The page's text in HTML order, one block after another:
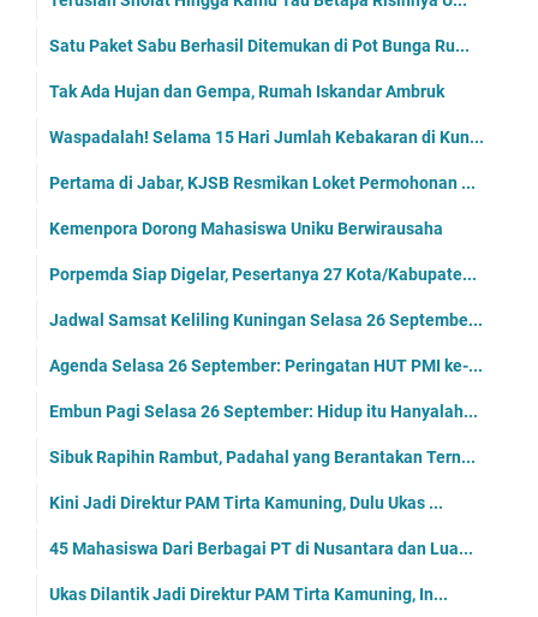
Satu Paket Sabu Berhasil Ditemukan di Pot Bunga Ru...
Tak Ada Hujan dan Gempa, Rumah Iskandar Ambruk
Waspadalah! Selama 15 Hari Jumlah Kebakaran di Kun...
Pertama di Jabar, KJSB Resmikan Loket Permohonan ...
Kemenpora Dorong Mahasiswa Uniku Berwirausaha
Porpemda Siap Digelar, Pesertanya 27 Kota/Kabupate...
Jadwal Samsat Keliling Kuningan Selasa 26 Septembe...
Agenda Selasa 26 September: Peringatan HUT PMI ke-...
Embun Pagi Selasa 26 September: Hidup itu Hanyalah...
Sibuk Rapihin Rambut, Padahal yang Berantakan Tern...
Kini Jadi Direktur PAM Tirta Kamuning, Dulu Ukas ...
45 Mahasiswa Dari Berbagai PT di Nusantara dan Lua...
Ukas Dilantik Jadi Direktur PAM Tirta Kamuning, In...